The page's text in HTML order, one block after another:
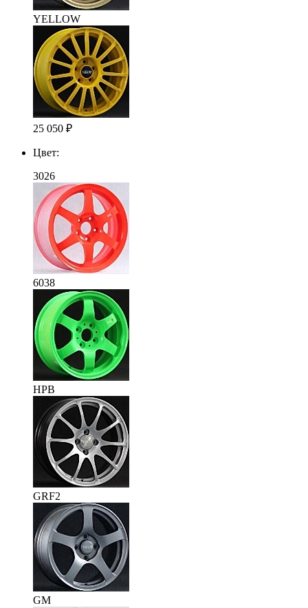
YELLOW
25 050 ₽
Цвет:
3026
6038
HPB
GRF2
GM